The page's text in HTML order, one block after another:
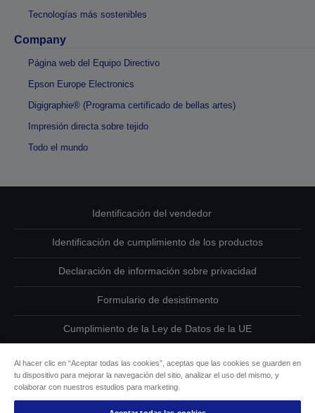
Tecnologías más sostenibles
Company
Página web del Equipo Directivo
Epson Europe Electronics
Digigraphie® (Programa certificado de bellas artes)
Impresión directa sobre tejido
Todo el mundo
Identificación del vendedor
Identificación de cumplimiento de los productos
Declaración de información sobre privacidad
Formulario de desistimento
Cumplimiento de la Ley de Datos de la UE
Ponte en contacto con nosotros en relación con tus datos
Información sobre cookies
Al hacer clic en “Aceptar todas las cookies”, aceptas que las cookies se guarden en
tu dispositivo para mejorar la navegación del sitio, analizar el uso del mismo, y
colaborar con nuestros estudios para marketing.